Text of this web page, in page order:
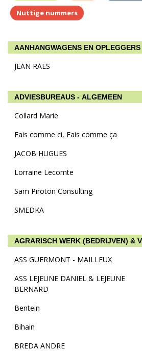
Nuttige nummers
AANHANGWAGENS EN OPLEGGERS
JEAN RAES
ADVIESBUREAUS - ALGEMEEN
Collard Marie
Fais comme ci, Fais comme ça
JACOB HUGUES
Lorraine Lecomte
Sam Piroton Consulting
SMEDKA
AGRARISCH WERK (BEDRIJVEN) &
ASS GUERMONT - MAILLEUX
ASS LEJEUNE DANIEL & LEJEUNE
BERNARD
Bentein
Bihain
BREDA ANDRE